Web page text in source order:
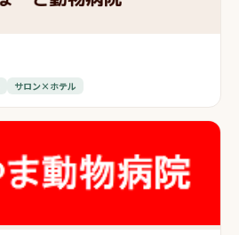
サロン×ホテル